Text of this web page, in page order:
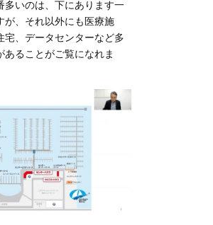
多いのは、下にあります一
が、それ以外にも医療施
宅、データセンターなど多
あることがご覧になれま